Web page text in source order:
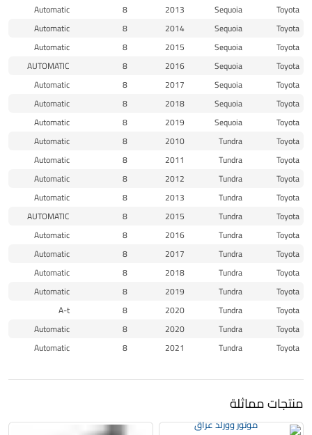
Toyota
Sequoia
2013
8
Automatic
Toyota
Sequoia
2014
8
Automatic
Toyota
Sequoia
2015
8
Automatic
Toyota
Sequoia
2016
8
AUTOMATIC
Toyota
Sequoia
2017
8
Automatic
Toyota
Sequoia
2018
8
Automatic
Toyota
Sequoia
2019
8
Automatic
Toyota
Tundra
2010
8
Automatic
Toyota
Tundra
2011
8
Automatic
Toyota
Tundra
2012
8
Automatic
Toyota
Tundra
2013
8
Automatic
Toyota
Tundra
2015
8
AUTOMATIC
Toyota
Tundra
2016
8
Automatic
Toyota
Tundra
2017
8
Automatic
Toyota
Tundra
2018
8
Automatic
Toyota
Tundra
2019
8
Automatic
Toyota
Tundra
2020
8
A-t
Toyota
Tundra
2020
8
Automatic
Toyota
Tundra
2021
8
Automatic
منتجات مماثلة